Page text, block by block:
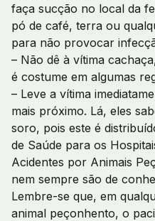
faça sucção no local da
pó de café, terra ou
para não provocar
– Não dê à vítima
é costume em algumas
– Leve a vítima
mais próximo. Lá, eles
soro, pois este é
de Saúde para os
Acidentes por Animais
nem sempre são de
Lembre-se que, em
animal peçonhento, o